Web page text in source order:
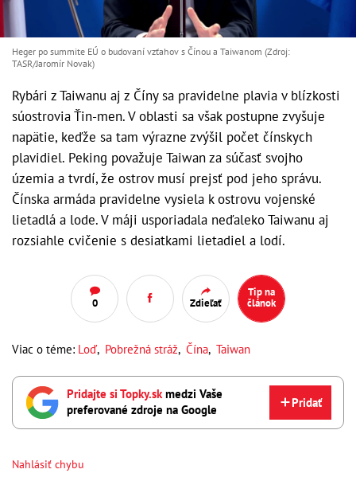
Heger po summite EÚ o budovaní vzťahov s Čínou a Taiwanom (Zdroj:
TASR/Jaromír Novak)
Rybári z Taiwanu aj z Číny sa pravidelne plavia v blízkosti
súostrovia Ťin-men. V oblasti sa však postupne zvyšuje
napätie, keďže sa tam výrazne zvýšil počet čínskych
plavidiel. Peking považuje Taiwan za súčasť svojho
územia a tvrdí, že ostrov musí prejsť pod jeho správu.
Čínska armáda pravidelne vysiela k ostrovu vojenské
lietadlá a lode. V máji usporiadala neďaleko Taiwanu aj
rozsiahle cvičenie s desiatkami lietadiel a lodí.
0 Zdieľať
Tip na
článok
Viac o téme: Loď, Pobrežná stráž, Čína, Taiwan
Pridajte si Topky.skmedzi Vaše
preferované zdroje na Google
Pridať
Nahlásiť chybu